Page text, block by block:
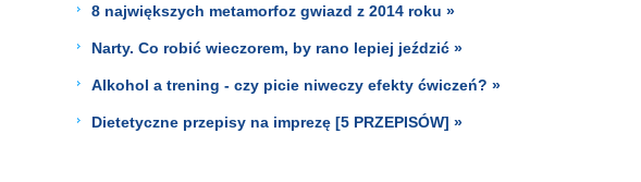
8 największych metamorfoz gwiazd z 2014 roku »
Narty. Co robić wieczorem, by rano lepiej jeździć »
Alkohol a trening - czy picie niweczy efekty ćwiczeń? »
Dietetyczne przepisy na imprezę [5 PRZEPISÓW] »